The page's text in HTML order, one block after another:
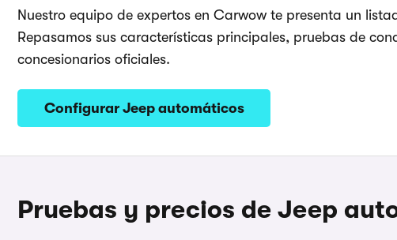
Nuestro equipo de expertos en Carwow te presenta un
Repasamos sus características principales, pruebas de
concesionarios oficiales.
Configurar Jeep automáticos
Pruebas y precios de Jeep